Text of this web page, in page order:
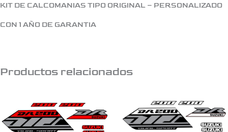
KIT DE CALCOMANIAS TIPO ORIGINAL – PERSONALIZADO
CON 1 AÑO DE GARANTIA
Productos relacionados